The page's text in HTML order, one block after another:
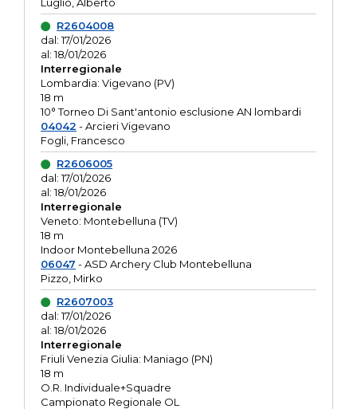
R2604008
dal: 17/01/2026
al: 18/01/2026
Interregionale
Lombardia: Vigevano (PV)
18 m
10° Torneo Di Sant'antonio esclusione AN lombardi
04042 - Arcieri Vigevano
Fogli, Francesco
R2606005
dal: 17/01/2026
al: 18/01/2026
Interregionale
Veneto: Montebelluna (TV)
18 m
Indoor Montebelluna 2026
06047 - ASD Archery Club Montebelluna
Pizzo, Mirko
R2607003
dal: 17/01/2026
al: 18/01/2026
Interregionale
Friuli Venezia Giulia: Maniago (PN)
18 m
O.R. Individuale+Squadre
Campionato Regionale OL